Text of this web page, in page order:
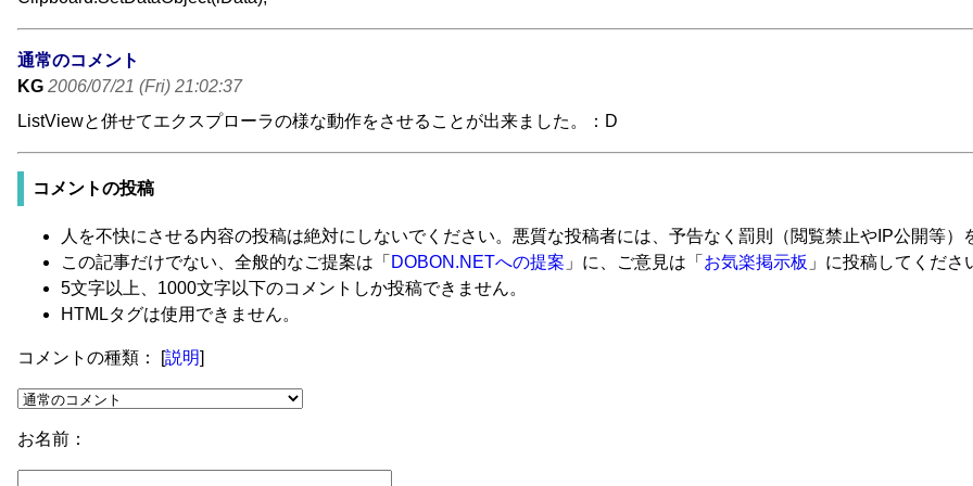
通常のコメント
KG 2006/07/21 (Fri) 21:02:37
ListViewと併せてエクスプローラの様な動作をさせることが出来ました。：D
コメントの投稿
人を不快にさせる内容の投稿は絶対にしないでください。悪質な投稿者には、予告なく罰則（閲覧禁止やIP公開等）
この記事だけでない、全般的なご提案は「 DOBON.NETへの提案 」に、ご意見は「 お気楽掲示板 」に投稿してくださ
5文字以上、1000文字以下のコメントしか投稿できません。
HTMLタグは使用できません。
コメントの種類： [説明]
お名前：